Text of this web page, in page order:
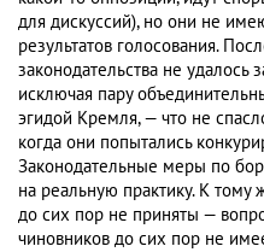
для дискуссий), но они не
результатов голосования.
законодательства не удалось
исключая пару
эгидой Кремля, — что не
когда они попытались
Законодательные меры по
на реальную практику. К
до сих пор не приняты —
чиновников до сих пор не